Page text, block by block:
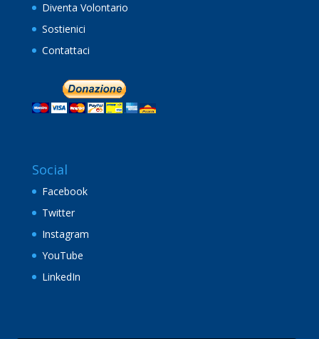
Diventa Volontario
Sostienici
Contattaci
Social
Facebook
Twitter
Instagram
YouTube
LinkedIn